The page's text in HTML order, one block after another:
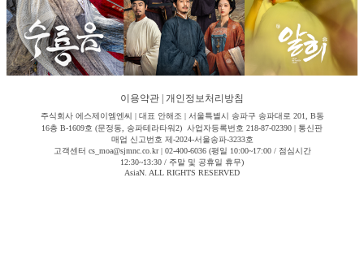
이용약관 개인정보처리방침
주식회사 에스제이엠엔씨 | 대표 안해조 | 서울특별시 송파구 송파대로 201, B동
16층 B-1609호 (문정동, 송파테라타워2) 사업자등록번호 218-87-02390 | 통신판
매업 신고번호 제-2024-서울송파-3233호
고객센터 cs_moa@sjmnc.co.kr | 02-400-6036 (평일 10:00~17:00 / 점심시간
12:30~13:30 / 주말 및 공휴일 휴무)
AsiaN. ALL RIGHTS RESERVED